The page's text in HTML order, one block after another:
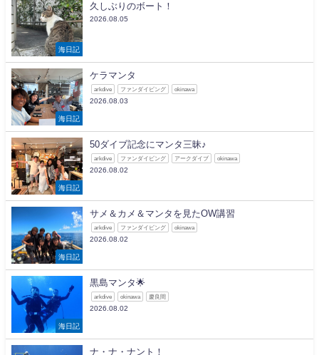
海日記
久しぶりのボート！
2026.08.05
海日記
ケラマンタ
arkdive ファンダイビング okinawa
2026.08.03
海日記
50ダイブ記念にマンタ三昧♪
arkdive ファンダイビング アークダイブ okinawa
2026.08.02
海日記
サメ＆カメ＆マンタを見たOW講習
arkdive ファンダイビング okinawa
2026.08.02
海日記
黒島マンタ🌟
arkdive okinawa 慶良間
2026.08.02
ナ・ナ・ナント！